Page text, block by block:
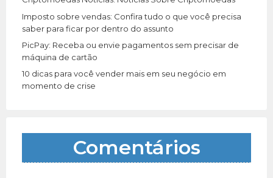
Imposto sobre vendas: Confira tudo o que você precisa
saber para ficar por dentro do assunto
PicPay: Receba ou envie pagamentos sem precisar de
máquina de cartão
10 dicas para você vender mais em seu negócio em
momento de crise
Comentários